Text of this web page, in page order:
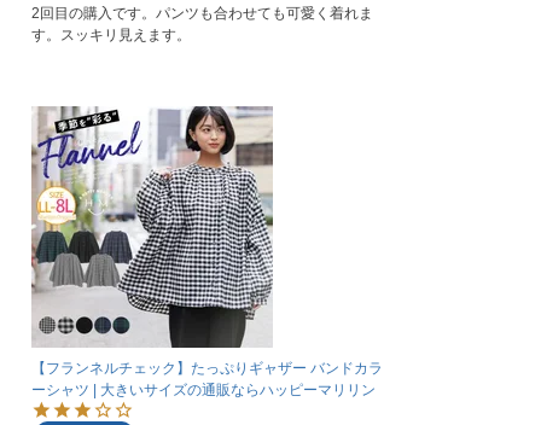
2回目の購入です。パンツも合わせても可愛く着れま
【フランネルチェック】たっぷりギャザー バンドカラ
ーシャツ | 大きいサイズの通販ならハッピーマリリン